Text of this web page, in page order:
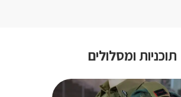
תוכניות ומסלולים